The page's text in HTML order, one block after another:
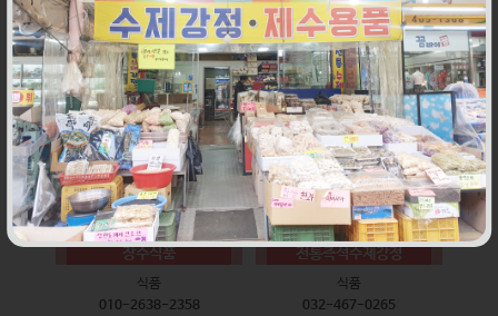
식품
010-9528-3759
구월로276번길 17
식품
032-468-6024
구월로276번길 29
장수식품
식품
010-2638-2358
전통즉석수제강정
식품
032-467-0265